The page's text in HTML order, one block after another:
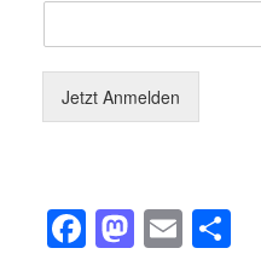
Jetzt Anmelden
FacebookEmail